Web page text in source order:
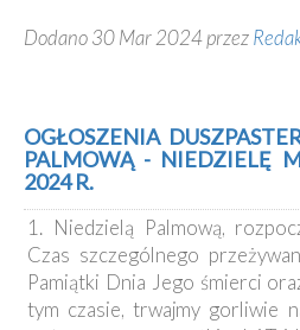
Dodano 30 Mar 2024 przez
OGŁOSZENIA
PALMOWĄ - NIEDZIELĘ
2024 R.
1. Niedzielą Palmową,
Czas szczególnego
Pamiątki Dnia Jego śmierci
tym czasie, trwajmy gorliwie